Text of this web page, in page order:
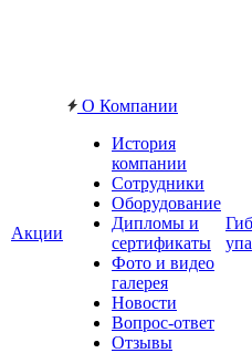
Акции
О Компании
История
компании
Сотрудники
Оборудование
Дипломы и
сертификаты
Фото и видео
галерея
Новости
Вопрос-ответ
Отзывы